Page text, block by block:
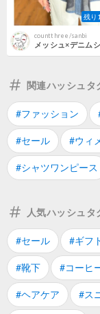
残り
countthree/sanbi
関連ハッシュタ
#ファッション
#セール #ウィ
#シャツワンピース
人気ハッシュタ
#セール #ギフ
#靴下 #コーヒ
#ヘアケア #ス